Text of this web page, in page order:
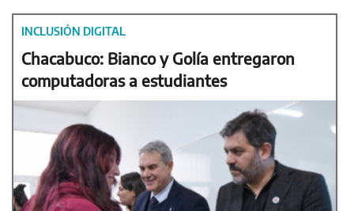
INCLUSIÓN DIGITAL
Chacabuco: Bianco y Golía entregaron
computadoras a estudiantes